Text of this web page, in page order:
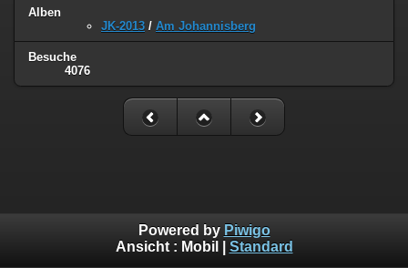
Alben
JK-2013 / Am Johannisberg
Besuche
4076
Powered by Piwigo
Ansicht : Mobil Standard